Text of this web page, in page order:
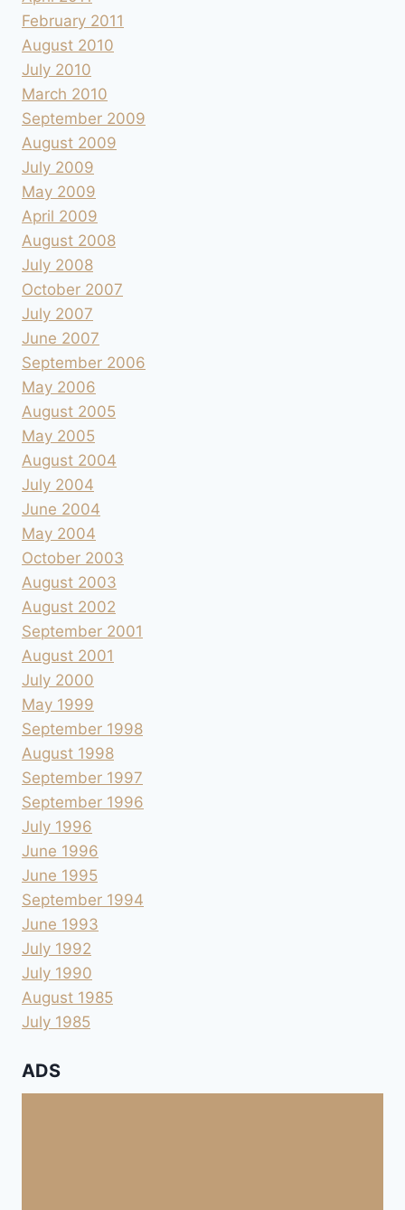
February 2011
August 2010
July 2010
March 2010
September 2009
August 2009
July 2009
May 2009
April 2009
August 2008
July 2008
October 2007
July 2007
June 2007
September 2006
May 2006
August 2005
May 2005
August 2004
July 2004
June 2004
May 2004
October 2003
August 2003
August 2002
September 2001
August 2001
July 2000
May 1999
September 1998
August 1998
September 1997
September 1996
July 1996
June 1996
June 1995
September 1994
June 1993
July 1992
July 1990
August 1985
July 1985
ADS